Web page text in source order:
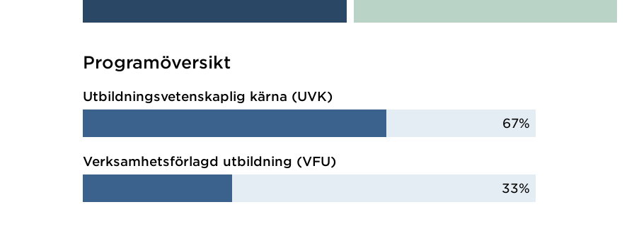
Programöversikt
Utbildningsvetenskaplig kärna (UVK)
67%
Verksamhetsförlagd utbildning (VFU)
33%